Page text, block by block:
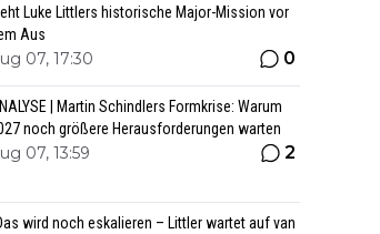
Luke Littlers historische Major-Mission vor
Aus
07, 17:30 0
| Martin Schindlers Formkrise: Warum
noch größere Herausforderungen warten
07, 13:59 2
wird noch eskalieren – Littler wartet auf van